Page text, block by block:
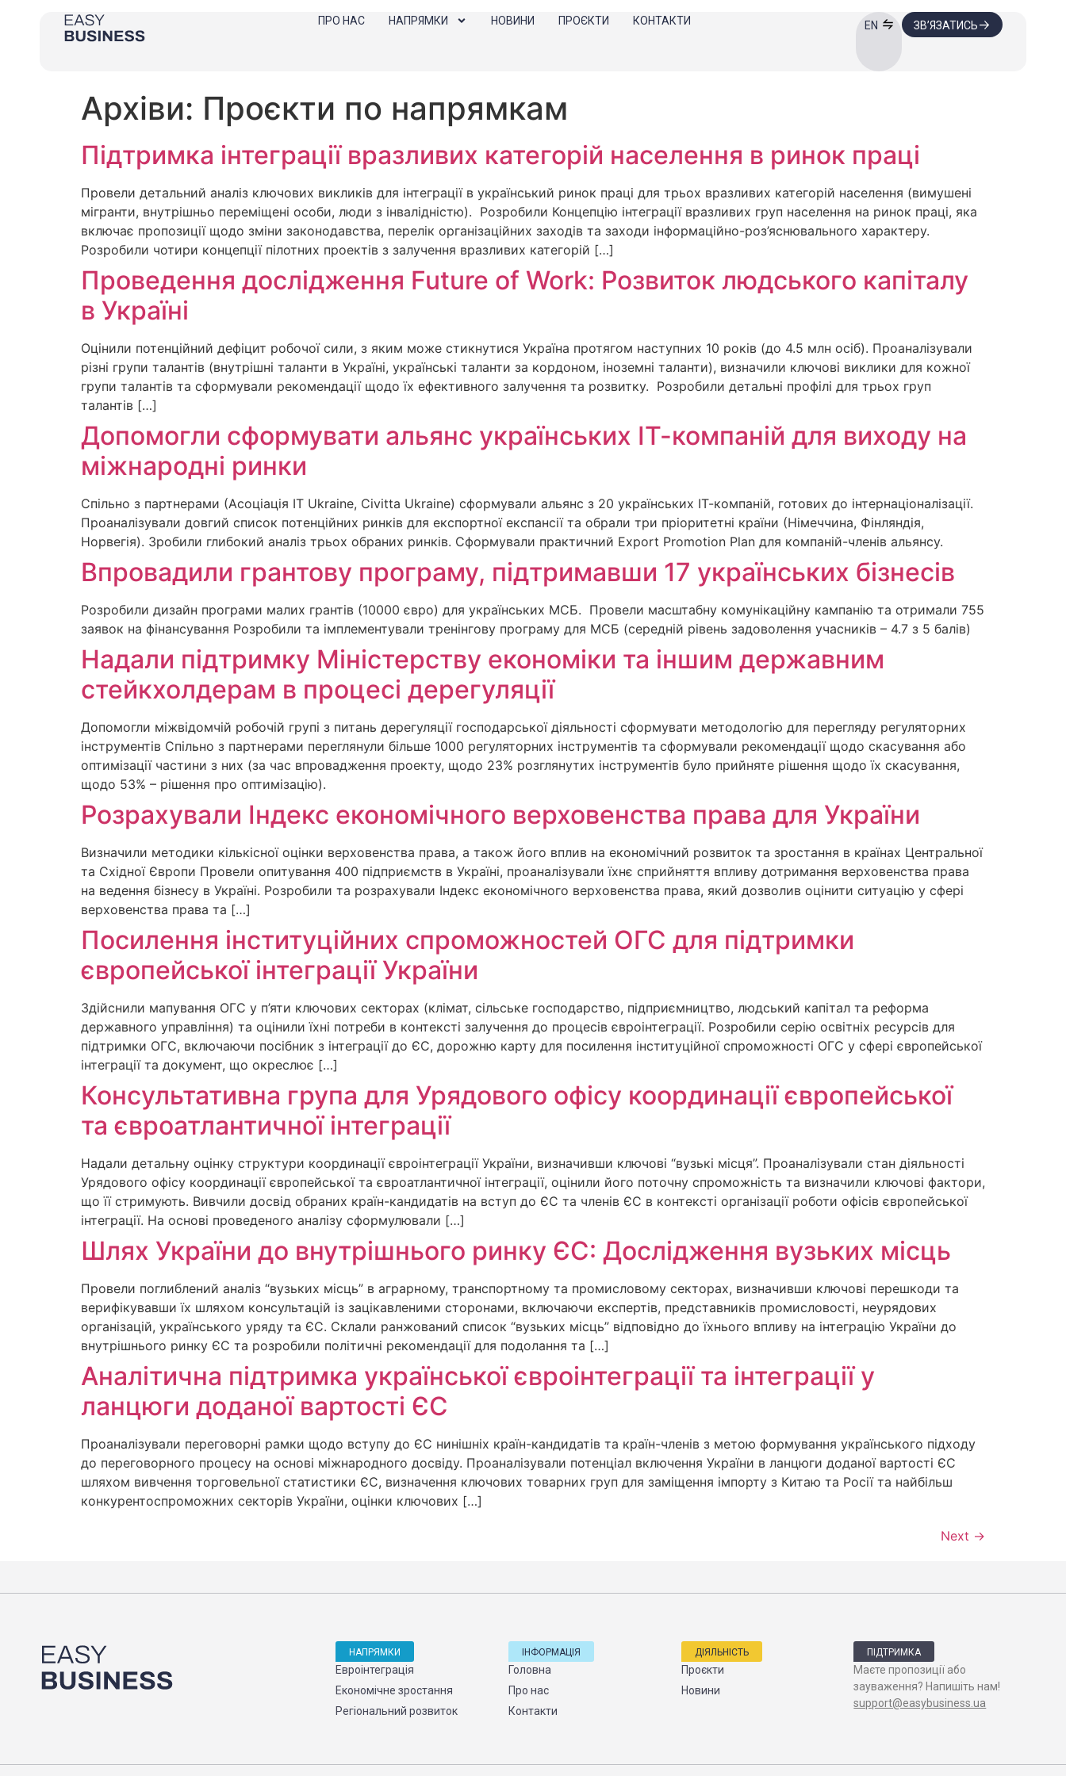
ПРО НАС НАПРЯМКИ НОВИНИ ПРОЄКТИ КОНТАКТИ EN ЗВ’ЯЗАТИСЬ
Архіви: Проєкти по напрямкам
Підтримка інтеграції вразливих категорій населення в ринок праці
Провели детальний аналіз ключових викликів для інтеграції в український ринок праці для трьох вразливих категорій населення (вимушені
мігранти, внутрішньо переміщені особи, люди з інвалідністю). Розробили Концепцію інтеграції вразливих груп населення на ринок праці, яка
включає пропозиції щодо зміни законодавства, перелік організаційних заходів та заходи інформаційно-роз’яснювального характеру.
Розробили чотири концепції пілотних проектів з залучення вразливих категорій […]
Проведення дослідження Future of Work: Розвиток людського капіталу
в Україні
Оцінили потенційний дефіцит робочої сили, з яким може стикнутися Україна протягом наступних 10 років (до 4.5 млн осіб). Проаналізували
різні групи талантів (внутрішні таланти в Україні, українські таланти за кордоном, іноземні таланти), визначили ключові виклики для кожної
групи талантів та сформували рекомендації щодо їх ефективного залучення та розвитку. Розробили детальні профілі для трьох груп
талантів […]
Допомогли сформувати альянс українських ІТ-компаній для виходу на
міжнародні ринки
Спільно з партнерами (Асоціація IT Ukraine, Civitta Ukraine) сформували альянс з 20 українських ІТ-компаній, готових до інтернаціоналізації.
Проаналізували довгий список потенційних ринків для експортної експансії та обрали три пріоритетні країни (Німеччина, Фінляндія,
Норвегія). Зробили глибокий аналіз трьох обраних ринків. Сформували практичний Export Promotion Plan для компаній-членів альянсу.
Впровадили грантову програму, підтримавши 17 українських бізнесів
Розробили дизайн програми малих грантів (10000 євро) для українських МСБ. Провели масштабну комунікаційну кампанію та отримали 755
заявок на фінансування Розробили та імплементували тренінгову програму для МСБ (середній рівень задоволення учасників – 4.7 з 5 балів)
Надали підтримку Міністерству економіки та іншим державним
стейкхолдерам в процесі дерегуляції
Допомогли міжвідомчій робочій групі з питань дерегуляції господарської діяльності сформувати методологію для перегляду регуляторних
інструментів Спільно з партнерами переглянули більше 1000 регуляторних інструментів та сформували рекомендації щодо скасування або
оптимізації частини з них (за час впровадження проекту, щодо 23% розглянутих інструментів було прийняте рішення щодо їх скасування,
щодо 53% – рішення про оптимізацію).
Розрахували Індекс економічного верховенства права для України
Визначили методики кількісної оцінки верховенства права, а також його вплив на економічний розвиток та зростання в країнах Центральної
та Східної Європи Провели опитування 400 підприємств в Україні, проаналізували їхнє сприйняття впливу дотримання верховенства права
на ведення бізнесу в Україні. Розробили та розрахували Індекс економічного верховенства права, який дозволив оцінити ситуацію у сфері
верховенства права та […]
Посилення інституційних спроможностей ОГС для підтримки
європейської інтеграції України
Здійснили мапування ОГС у п’яти ключових секторах (клімат, сільське господарство, підприємництво, людський капітал та реформа
державного управління) та оцінили їхні потреби в контексті залучення до процесів євроінтеграції. Розробили серію освітніх ресурсів для
підтримки ОГС, включаючи посібник з інтеграції до ЄС, дорожню карту для посилення інституційної спроможності ОГС у сфері європейської
інтеграції та документ, що окреслює […]
Консультативна група для Урядового офісу координації європейської
та євроатлантичної інтеграції
Надали детальну оцінку структури координації євроінтеграції України, визначивши ключові “вузькі місця”. Проаналізували стан діяльності
Урядового офісу координації європейської та євроатлантичної інтеграції, оцінили його поточну спроможність та визначили ключові фактори,
що її стримують. Вивчили досвід обраних країн-кандидатів на вступ до ЄС та членів ЄС в контексті організації роботи офісів європейської
інтеграції. На основі проведеного аналізу сформулювали […]
Шлях України до внутрішнього ринку ЄС: Дослідження вузьких місць
Провели поглиблений аналіз “вузьких місць” в аграрному, транспортному та промисловому секторах, визначивши ключові перешкоди та
верифікувавши їх шляхом консультацій із зацікавленими сторонами, включаючи експертів, представників промисловості, неурядових
організацій, українського уряду та ЄС. Склали ранжований список “вузьких місць” відповідно до їхнього впливу на інтеграцію України до
внутрішнього ринку ЄС та розробили політичні рекомендації для подолання та […]
Аналітична підтримка української євроінтеграції та інтеграції у
ланцюги доданої вартості ЄС
Проаналізували переговорні рамки щодо вступу до ЄС нинішніх країн-кандидатів та країн-членів з метою формування українського підходу
до переговорного процесу на основі міжнародного досвіду. Проаналізували потенціал включення України в ланцюги доданої вартості ЄС
шляхом вивчення торговельної статистики ЄС, визначення ключових товарних груп для заміщення імпорту з Китаю та Росії та найбільш
конкурентоспроможних секторів України, оцінки ключових […]
Next →
НАПРЯМКИ
Евроінтеграція
Економічне зростання
Регіональний розвиток
ІНФОРМАЦІЯ
Головна
Про нас
Контакти
ДІЯЛЬНІСТЬ
Проєкти
Новини
ПІДТРИМКА
Маєте пропозиції або
зауваження? Напишіть нам!
support@easybusiness.ua